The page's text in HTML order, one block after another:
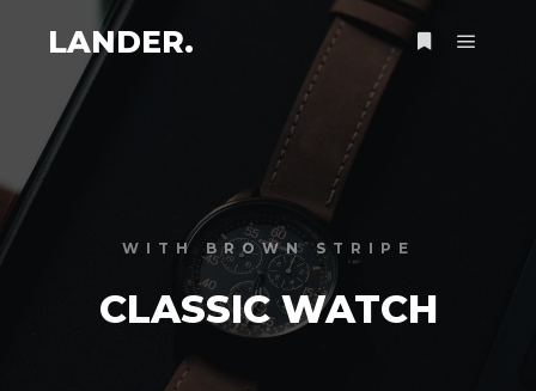
LANDER.
WITH BROWN STRIPE
CLASSIC WATCH